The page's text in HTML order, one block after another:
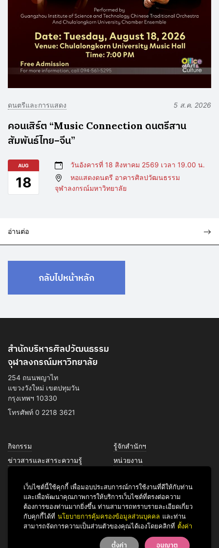
ดนตรีและการแสดง 5 ส.ค. 2026
คอนเสิร์ต “Music Connection ดนตรีสาน
สัมพันธ์ไทย–จีน”
AUG
18
วันอังคารที่ 18 สิงหาคม 2569 เวลา 19.00 น.
หอแสดงดนตรี อาคารศิลปวัฒนธรรม
จุฬาลงกรณ์มหาวิทยาลัย
อ่านต่อ
กลับไปหน้าหลัก
สำนักบริหารศิลปวัฒนธรรม
จุฬาลงกรณ์มหาวิทยาลัย
254 ถนนพญาไท
แขวงวังใหม่ เขตปทุมวัน
กรุงเทพฯ 10330
โทรศัพท์ 0 2218 3621
กิจกรรม
ข่าวสารและสาระความรู้
ศิลปวัฒนธรรม
รู้จักสำนักฯ
หน่วยงาน
บริการของเรา
ติดต่อเรา
Instagram TikTok
เว็บไซต์นี้ใช้คุกกี้ เพื่อมอบประสบการณ์การใช้งานที่ดีให้กับท่าน
และเพื่อพัฒนาคุณภาพการให้บริการเว็บไซต์ที่ตรงต่อความ
ต้องการของท่านมากยิ่งขึ้น ท่านสามารถทราบรายละเอียดเกี่ยว
กับคุกกี้ได้ที่ นโยบายการคุ้มครองข้อมูลส่วนบุคคล และท่าน
สามารถจัดการความเป็นส่วนตัวของคุณได้เองโดยคลิกที่ ตั้งค่า
ตั้งค่า อนุญาต